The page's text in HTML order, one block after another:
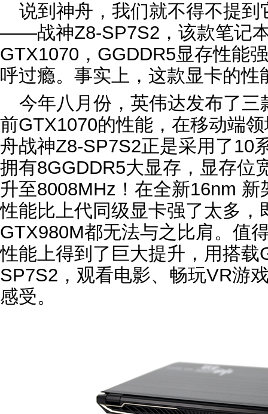
说到神舟，我们就不得不提到
——战神Z8-SP7S2，该款笔记
GTX1070，GGDDR5显存性能
呼过瘾。事实上，这款显卡的
今年八月份，英伟达发布了
前GTX1070的性能，在移动端
舟战神Z8-SP7S2正是采用了10
拥有8GGDDR5大显存，显存位
升至8008MHz！在全新16nm
性能比上代同级显卡强了太多，
GTX980M都无法与之比肩。值
性能上得到了巨大提升，用搭载
SP7S2，观看电影、畅玩VR游
感受。